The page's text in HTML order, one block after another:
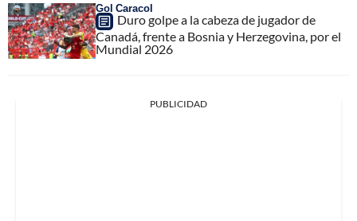
Gol Caracol
Duro golpe a la cabeza de jugador de
Canadá, frente a Bosnia y Herzegovina, por el
Mundial 2026
PUBLICIDAD